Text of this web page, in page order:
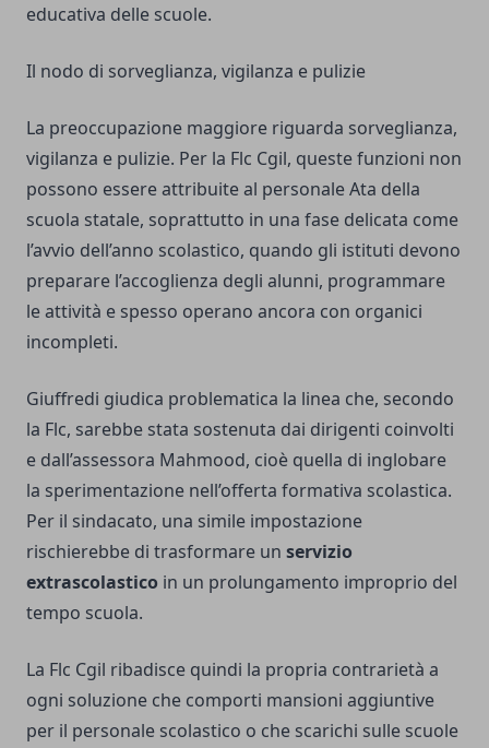
educativa delle scuole.
Il nodo di sorveglianza, vigilanza e pulizie
La preoccupazione maggiore riguarda sorveglianza,
vigilanza e pulizie. Per la Flc Cgil, queste funzioni non
possono essere attribuite al personale Ata della
scuola statale, soprattutto in una fase delicata come
l’avvio dell’anno scolastico, quando gli istituti devono
preparare l’accoglienza degli alunni, programmare
le attività e spesso operano ancora con organici
incompleti.
Giuffredi giudica problematica la linea che, secondo
la Flc, sarebbe stata sostenuta dai dirigenti coinvolti
e dall’assessora Mahmood, cioè quella di inglobare
la sperimentazione nell’offerta formativa scolastica.
Per il sindacato, una simile impostazione
rischierebbe di trasformare un servizio
extrascolastico in un prolungamento improprio del
tempo scuola.
La Flc Cgil ribadisce quindi la propria contrarietà a
ogni soluzione che comporti mansioni aggiuntive
per il personale scolastico o che scarichi sulle scuole